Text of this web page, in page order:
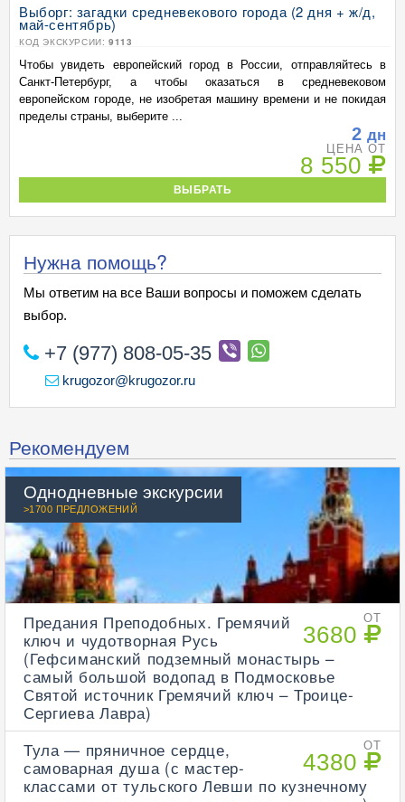
Выборг: загадки средневекового города (2 дня + ж/д,
май-сентябрь)
КОД ЭКСКУРСИИ: 9113
Чтобы увидеть европейский город в России, отправляйтесь в
Санкт-Петербург, а чтобы оказаться в средневековом
европейском городе, не изобретая машину времени и не покидая
пределы страны, выберите ...
2 дн
ЦЕНА ОТ
8 550
ВЫБРАТЬ
Нужна помощь?
Мы ответим на все Ваши вопросы и поможем сделать
выбор.
+7 (977) 808-05-35
krugozor@krugozor.ru
Рекомендуем
Однодневные экскурсии
>1700 ПРЕДЛОЖЕНИЙ
ОТ
3680
Предания Преподобных. Гремячий
ключ и чудотворная Русь
(Гефсиманский подземный монастырь –
самый большой водопад в Подмосковье
Святой источник Гремячий ключ – Троице-
Сергиева Лавра)
ОТ
4380
Тула — пряничное сердце,
самоварная душа (с мастер-
классами от тульского Левши по кузнечному